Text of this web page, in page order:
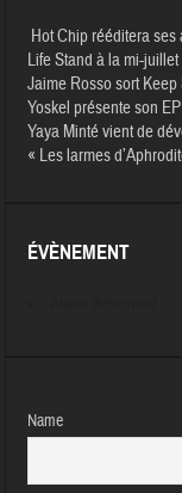
Hot Chip rééditera
Life Stand à la mi-juillet
Jaime Rosso sort
Yoskel présente son
Yaya Minté vient de
« Les larmes
ÉVÈNEMENT
Name